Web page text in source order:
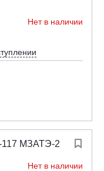
Нет в наличии

117 МЗАТЭ-2
Нет в наличии